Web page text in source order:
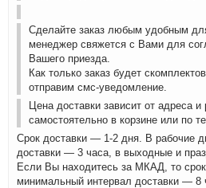
Сделайте заказ любым удобным
менеджер свяжется с Вами для
Вашего приезда.
Как только заказ будет
отправим смс-уведомление.
Цена доставки зависит от адреса и
самостоятельно в корзине или по
Срок доставки — 1-2 дня. В рабочие
доставки — 3 часа, в выходные и
Если Вы находитесь за МКАД, то
минимальный интервал доставки — 8